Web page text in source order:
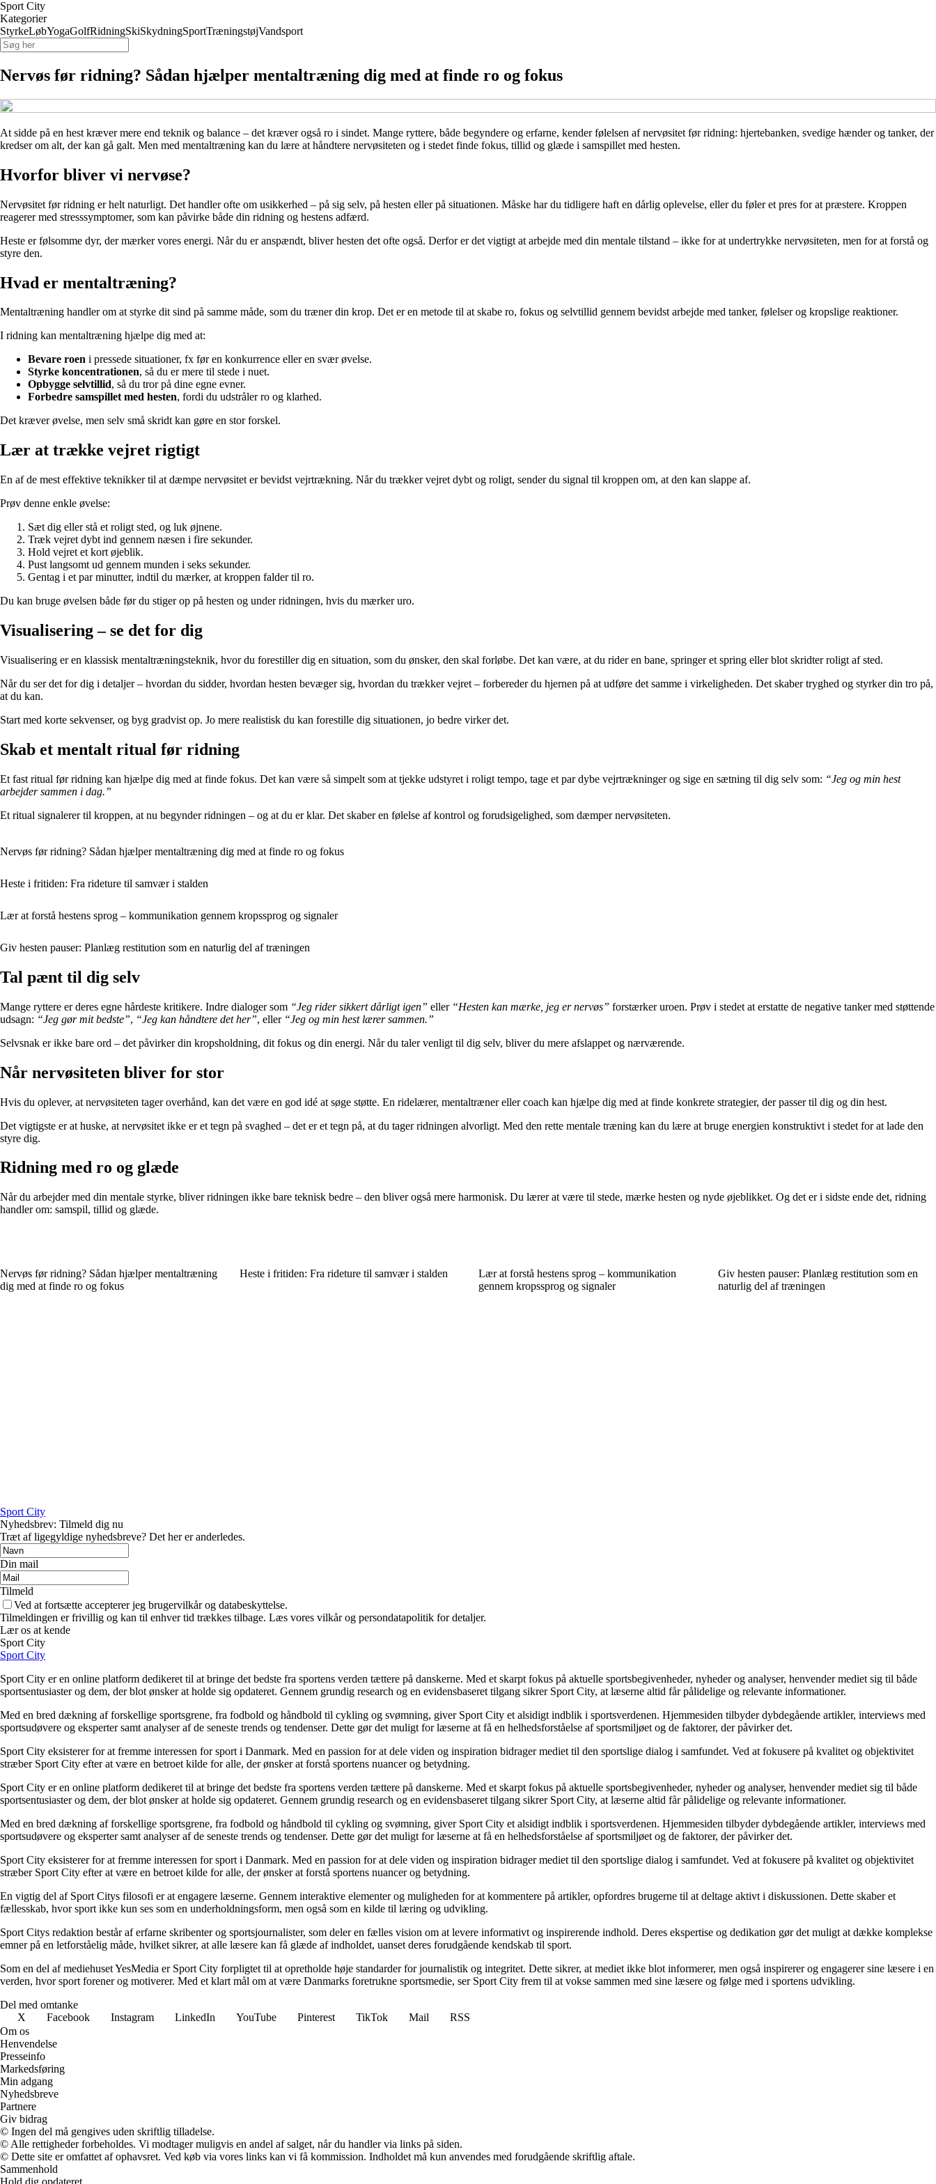
Sport City
Kategorier
StyrkeLøbYogaGolfRidningSkiSkydningSportTræningstøjVandsport
Nervøs før ridning? Sådan hjælper mentaltræning dig med at finde ro og fokus
At sidde på en hest kræver mere end teknik og balance – det kræver også ro i sindet. Mange ryttere, både begyndere og erfarne, kender følelsen af nervøsitet før ridning: hjertebanken, svedige hænder og tanker, der
kredser om alt, der kan gå galt. Men med mentaltræning kan du lære at håndtere nervøsiteten og i stedet finde fokus, tillid og glæde i samspillet med hesten.
Hvorfor bliver vi nervøse?
Nervøsitet før ridning er helt naturligt. Det handler ofte om usikkerhed – på sig selv, på hesten eller på situationen. Måske har du tidligere haft en dårlig oplevelse, eller du føler et pres for at præstere. Kroppen
reagerer med stresssymptomer, som kan påvirke både din ridning og hestens adfærd.
Heste er følsomme dyr, der mærker vores energi. Når du er anspændt, bliver hesten det ofte også. Derfor er det vigtigt at arbejde med din mentale tilstand – ikke for at undertrykke nervøsiteten, men for at forstå og
styre den.
Hvad er mentaltræning?
Mentaltræning handler om at styrke dit sind på samme måde, som du træner din krop. Det er en metode til at skabe ro, fokus og selvtillid gennem bevidst arbejde med tanker, følelser og kropslige reaktioner.
I ridning kan mentaltræning hjælpe dig med at:
Bevare roen i pressede situationer, fx før en konkurrence eller en svær øvelse.
Styrke koncentrationen, så du er mere til stede i nuet.
Opbygge selvtillid, så du tror på dine egne evner.
Forbedre samspillet med hesten, fordi du udstråler ro og klarhed.
Det kræver øvelse, men selv små skridt kan gøre en stor forskel.
Lær at trække vejret rigtigt
En af de mest effektive teknikker til at dæmpe nervøsitet er bevidst vejrtrækning. Når du trækker vejret dybt og roligt, sender du signal til kroppen om, at den kan slappe af.
Prøv denne enkle øvelse:
Sæt dig eller stå et roligt sted, og luk øjnene.
Træk vejret dybt ind gennem næsen i fire sekunder.
Hold vejret et kort øjeblik.
Pust langsomt ud gennem munden i seks sekunder.
Gentag i et par minutter, indtil du mærker, at kroppen falder til ro.
Du kan bruge øvelsen både før du stiger op på hesten og under ridningen, hvis du mærker uro.
Visualisering – se det for dig
Visualisering er en klassisk mentaltræningsteknik, hvor du forestiller dig en situation, som du ønsker, den skal forløbe. Det kan være, at du rider en bane, springer et spring eller blot skridter roligt af sted.
Når du ser det for dig i detaljer – hvordan du sidder, hvordan hesten bevæger sig, hvordan du trækker vejret – forbereder du hjernen på at udføre det samme i virkeligheden. Det skaber tryghed og styrker din tro på,
at du kan.
Start med korte sekvenser, og byg gradvist op. Jo mere realistisk du kan forestille dig situationen, jo bedre virker det.
Skab et mentalt ritual før ridning
Et fast ritual før ridning kan hjælpe dig med at finde fokus. Det kan være så simpelt som at tjekke udstyret i roligt tempo, tage et par dybe vejrtrækninger og sige en sætning til dig selv som: “Jeg og min hest
arbejder sammen i dag.”
Et ritual signalerer til kroppen, at nu begynder ridningen – og at du er klar. Det skaber en følelse af kontrol og forudsigelighed, som dæmper nervøsiteten.
Nervøs før ridning? Sådan hjælper mentaltræning dig med at finde ro og fokus
Heste i fritiden: Fra rideture til samvær i stalden
Lær at forstå hestens sprog – kommunikation gennem kropssprog og signaler
Giv hesten pauser: Planlæg restitution som en naturlig del af træningen
Tal pænt til dig selv
Mange ryttere er deres egne hårdeste kritikere. Indre dialoger som “Jeg rider sikkert dårligt igen” eller “Hesten kan mærke, jeg er nervøs” forstærker uroen. Prøv i stedet at erstatte de negative tanker med støttende
udsagn: “Jeg gør mit bedste”, “Jeg kan håndtere det her”, eller “Jeg og min hest lærer sammen.”
Selvsnak er ikke bare ord – det påvirker din kropsholdning, dit fokus og din energi. Når du taler venligt til dig selv, bliver du mere afslappet og nærværende.
Når nervøsiteten bliver for stor
Hvis du oplever, at nervøsiteten tager overhånd, kan det være en god idé at søge støtte. En ridelærer, mentaltræner eller coach kan hjælpe dig med at finde konkrete strategier, der passer til dig og din hest.
Det vigtigste er at huske, at nervøsitet ikke er et tegn på svaghed – det er et tegn på, at du tager ridningen alvorligt. Med den rette mentale træning kan du lære at bruge energien konstruktivt i stedet for at lade den
styre dig.
Ridning med ro og glæde
Når du arbejder med din mentale styrke, bliver ridningen ikke bare teknisk bedre – den bliver også mere harmonisk. Du lærer at være til stede, mærke hesten og nyde øjeblikket. Og det er i sidste ende det, ridning
handler om: samspil, tillid og glæde.
Nervøs før ridning? Sådan hjælper mentaltræning
dig med at finde ro og fokus
Heste i fritiden: Fra rideture til samvær i stalden
Lær at forstå hestens sprog – kommunikation
gennem kropssprog og signaler
Giv hesten pauser: Planlæg restitution som en
naturlig del af træningen
Sport City
Nyhedsbrev: Tilmeld dig nu
Træt af ligegyldige nyhedsbreve? Det her er anderledes.
Din mail
Tilmeld
Ved at fortsætte accepterer jeg brugervilkår og databeskyttelse.
Tilmeldingen er frivillig og kan til enhver tid trækkes tilbage. Læs vores vilkår og persondatapolitik for detaljer.
Lær os at kende
Sport City
Sport City
Sport City er en online platform dedikeret til at bringe det bedste fra sportens verden tættere på danskerne. Med et skarpt fokus på aktuelle sportsbegivenheder, nyheder og analyser, henvender mediet sig til både
sportsentusiaster og dem, der blot ønsker at holde sig opdateret. Gennem grundig research og en evidensbaseret tilgang sikrer Sport City, at læserne altid får pålidelige og relevante informationer.
Med en bred dækning af forskellige sportsgrene, fra fodbold og håndbold til cykling og svømning, giver Sport City et alsidigt indblik i sportsverdenen. Hjemmesiden tilbyder dybdegående artikler, interviews med
sportsudøvere og eksperter samt analyser af de seneste trends og tendenser. Dette gør det muligt for læserne at få en helhedsforståelse af sportsmiljøet og de faktorer, der påvirker det.
Sport City eksisterer for at fremme interessen for sport i Danmark. Med en passion for at dele viden og inspiration bidrager mediet til den sportslige dialog i samfundet. Ved at fokusere på kvalitet og objektivitet
stræber Sport City efter at være en betroet kilde for alle, der ønsker at forstå sportens nuancer og betydning.
Sport City er en online platform dedikeret til at bringe det bedste fra sportens verden tættere på danskerne. Med et skarpt fokus på aktuelle sportsbegivenheder, nyheder og analyser, henvender mediet sig til både
sportsentusiaster og dem, der blot ønsker at holde sig opdateret. Gennem grundig research og en evidensbaseret tilgang sikrer Sport City, at læserne altid får pålidelige og relevante informationer.
Med en bred dækning af forskellige sportsgrene, fra fodbold og håndbold til cykling og svømning, giver Sport City et alsidigt indblik i sportsverdenen. Hjemmesiden tilbyder dybdegående artikler, interviews med
sportsudøvere og eksperter samt analyser af de seneste trends og tendenser. Dette gør det muligt for læserne at få en helhedsforståelse af sportsmiljøet og de faktorer, der påvirker det.
Sport City eksisterer for at fremme interessen for sport i Danmark. Med en passion for at dele viden og inspiration bidrager mediet til den sportslige dialog i samfundet. Ved at fokusere på kvalitet og objektivitet
stræber Sport City efter at være en betroet kilde for alle, der ønsker at forstå sportens nuancer og betydning.
En vigtig del af Sport Citys filosofi er at engagere læserne. Gennem interaktive elementer og muligheden for at kommentere på artikler, opfordres brugerne til at deltage aktivt i diskussionen. Dette skaber et
fællesskab, hvor sport ikke kun ses som en underholdningsform, men også som en kilde til læring og udvikling.
Sport Citys redaktion består af erfarne skribenter og sportsjournalister, som deler en fælles vision om at levere informativt og inspirerende indhold. Deres ekspertise og dedikation gør det muligt at dække komplekse
emner på en letforståelig måde, hvilket sikrer, at alle læsere kan få glæde af indholdet, uanset deres forudgående kendskab til sport.
Som en del af mediehuset YesMedia er Sport City forpligtet til at opretholde høje standarder for journalistik og integritet. Dette sikrer, at mediet ikke blot informerer, men også inspirerer og engagerer sine læsere i en
verden, hvor sport forener og motiverer. Med et klart mål om at være Danmarks foretrukne sportsmedie, ser Sport City frem til at vokse sammen med sine læsere og følge med i sportens udvikling.
Del med omtanke
X
Facebook Instagram LinkedIn YouTube Pinterest TikTok Mail
RSS
Om os
Henvendelse
Presseinfo
Markedsføring
Min adgang
Nyhedsbreve
Partnere
Giv bidrag
© Ingen del må gengives uden skriftlig tilladelse.
© Alle rettigheder forbeholdes. Vi modtager muligvis en andel af salget, når du handler via links på siden.
© Dette site er omfattet af ophavsret. Ved køb via vores links kan vi få kommission. Indholdet må kun anvendes med forudgående skriftlig aftale.
Sammenhold